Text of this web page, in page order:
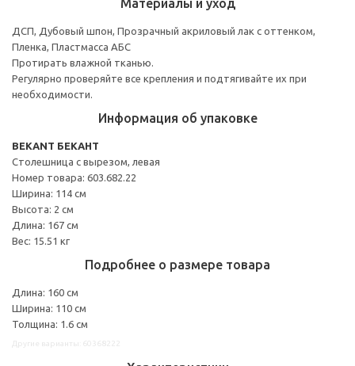
Материалы и уход
ДСП, Дубовый шпон, Прозрачный акриловый лак с оттенком,
Пленка, Пластмасса АБС
Протирать влажной тканью.
Регулярно проверяйте все крепления и подтягивайте их при
необходимости.
Информация об упаковке
BEKANT БЕКАНТ
Столешница с вырезом, левая
Номер товара: 603.682.22
Ширина: 114 см
Высота: 2 см
Длина: 167 см
Вес: 15.51 кг
Подробнее о размере товара
Длина: 160 см
Ширина: 110 см
Толщина: 1.6 см